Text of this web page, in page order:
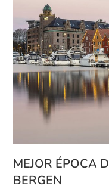
MEJOR ÉPOCA
BERGEN